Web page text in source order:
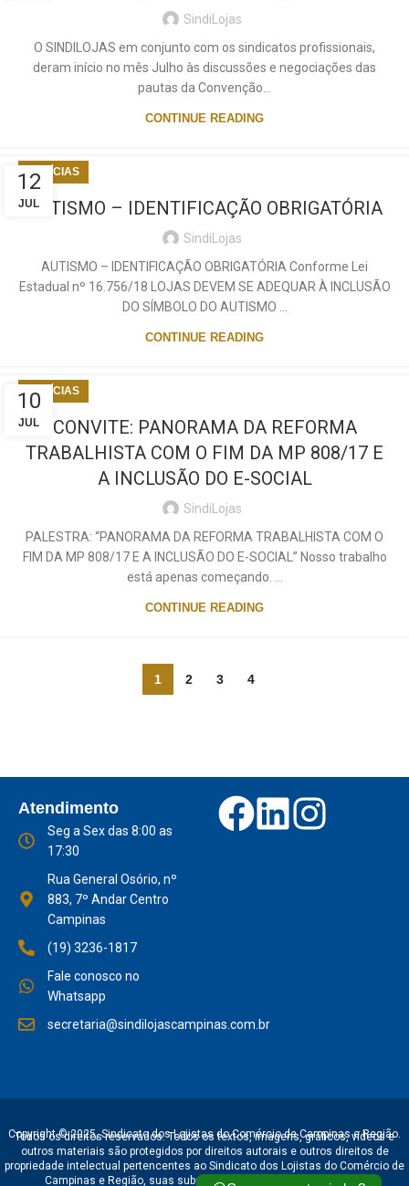
SindiLojas
O SINDILOJAS em conjunto com os sindicatos profissionais,
deram início no mês Julho às discussões e negociações das
pautas da Convenção...
CONTINUE READING
12
JUL
NOTÍCIAS
AUTISMO – IDENTIFICAÇÃO OBRIGATÓRIA
SindiLojas
AUTISMO – IDENTIFICAÇÃO OBRIGATÓRIA Conforme Lei
Estadual nº 16.756/18 LOJAS DEVEM SE ADEQUAR À INCLUSÃO
DO SÍMBOLO DO AUTISMO ...
CONTINUE READING
10
JUL
NOTÍCIAS
CONVITE: PANORAMA DA REFORMA
TRABALHISTA COM O FIM DA MP 808/17 E
A INCLUSÃO DO E-SOCIAL
SindiLojas
PALESTRA: “PANORAMA DA REFORMA TRABALHISTA COM O
FIM DA MP 808/17 E A INCLUSÃO DO E-SOCIAL” Nosso trabalho
está apenas começando. ...
CONTINUE READING
1 2 3 4
Atendimento
Seg a Sex das 8:00 as
17:30
Rua General Osório, nº
883, 7º Andar Centro
Campinas
(19) 3236-1817
Fale conosco no
Whatsapp
secretaria@sindilojascampinas.com.br
Copyright © 2025, Sindicato dos Lojistas do Comércio de Campinas e Região.
Todos os direitos reservados. Todos os textos, imagens, gráficos, vídeos e
outros materiais são protegidos por direitos autorais e outros direitos de
propriedade intelectual pertencentes ao Sindicato dos Lojistas do Comércio de
Campinas e Região, suas subsidiárias, afiliadas e licenciantes.